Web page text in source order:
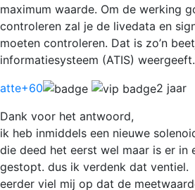
maximum waarde. Om de werking
controleren zal je de livedata en
moeten controleren. Dat is zo’n
informatiesysteem (ATIS) weergeeft.
atte+60
2 jaar
Dank voor het antwoord,
ik heb inmiddels een nieuwe
die deed het eerst wel maar is er in
gestopt. dus ik verdenk dat ventiel.
eerder viel mij op dat de